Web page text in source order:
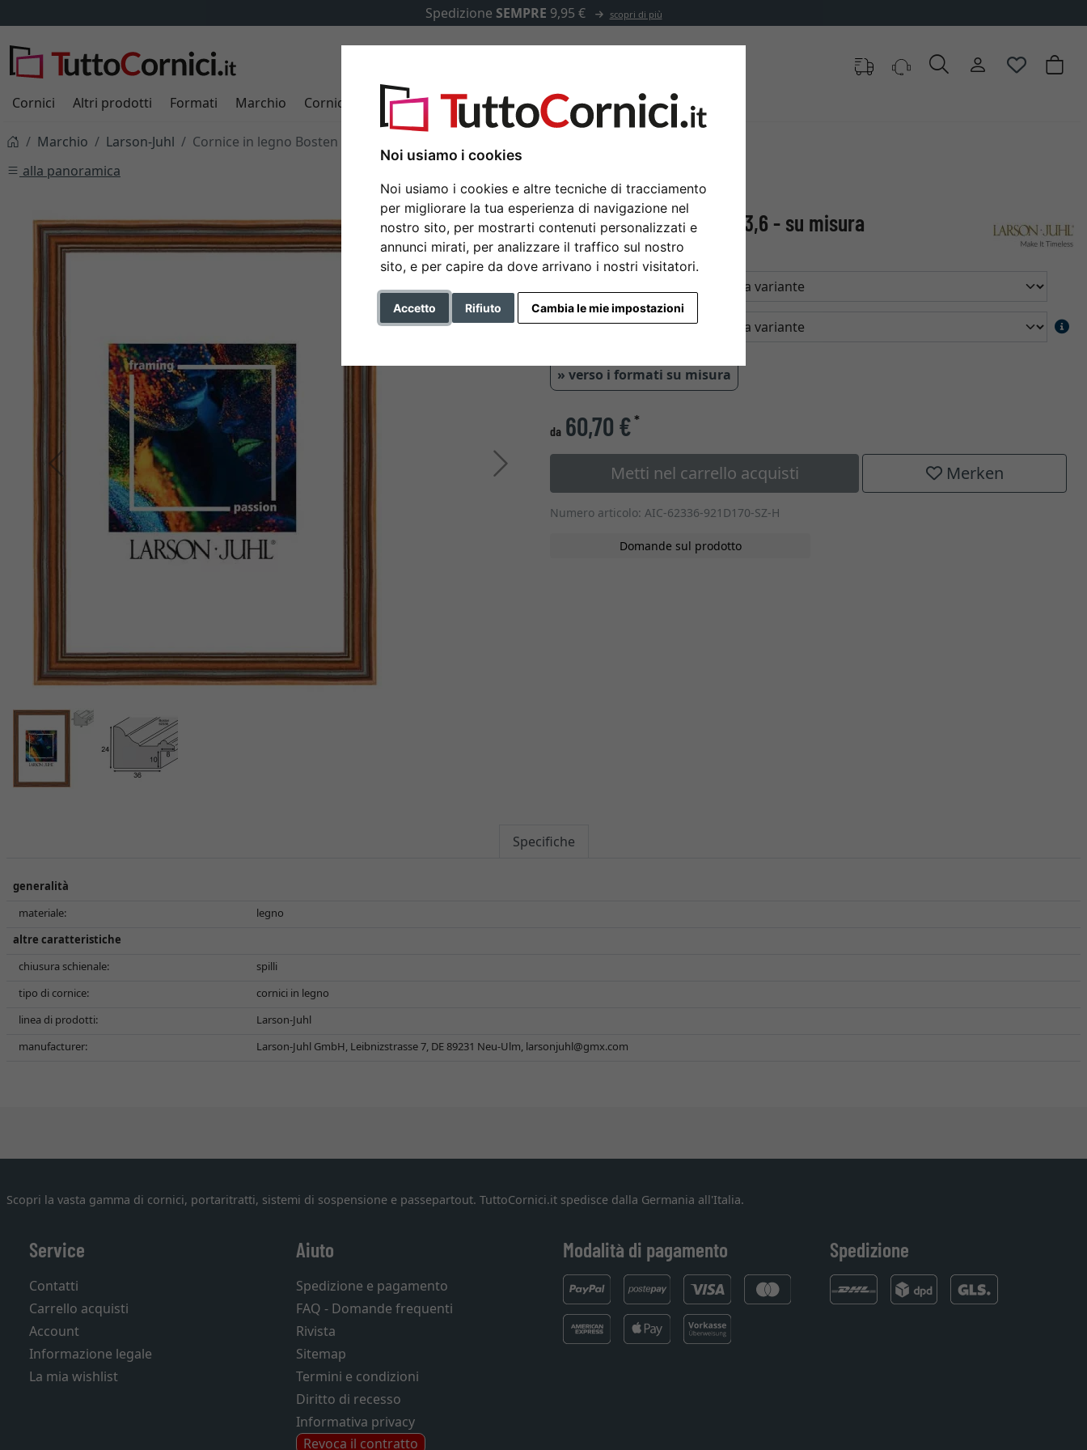
Noi usiamo i cookies
Noi usiamo i cookies e altre tecniche di tracciamento
per migliorare la tua esperienza di navigazione nel
nostro sito, per mostrarti contenuti personalizzati e
annunci mirati, per analizzare il traffico sul nostro
sito, e per capire da dove arrivano i nostri visitatori.
Accetto Rifiuto Cambia le mie impostazioni
Spedizione SEMPRE 9,95 € scopri di più
Cornici Altri prodotti Formati Marchio Cornici su misura Passepartout Accessori
Marchio Larson-Juhl
Cornice in legno Bosten 3,6 - su misura
alla panoramica
Indietro Avanti
Cornice in legno Bosten 3,6 - su misura
Tipo di vetro
» verso i formati su misura
da 60,70 €*
Metti nel carrello acquisti Merken
Numero articolo: AIC-62336-921D170-SZ-H
Domande sul prodotto
Specifiche
generalità
materiale:
legno
altre caratteristiche
chiusura schienale:
spilli
tipo di cornice:
cornici in legno
linea di prodotti:
Larson-Juhl
manufacturer:
Larson-Juhl GmbH, Leibnizstrasse 7, DE 89231 Neu-Ulm, larsonjuhl@gmx.com
Scopri la vasta gamma di cornici, portaritratti, sistemi di sospensione e passepartout. TuttoCornici.it spedisce dalla Germania all'Italia.
Service
Contatti
Carrello acquisti
Account
Informazione legale
La mia wishlist
Aiuto
Spedizione e pagamento
FAQ - Domande frequenti
Rivista
Sitemap
Termini e condizioni
Diritto di recesso
Informativa privacy
Revoca il contratto
Modalità di pagamento Spedizione